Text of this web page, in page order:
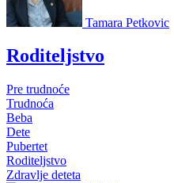
Tamara Petkovic
Roditeljstvo
Pre trudnoće
Trudnoća
Beba
Dete
Pubertet
Roditeljstvo
Zdravlje deteta